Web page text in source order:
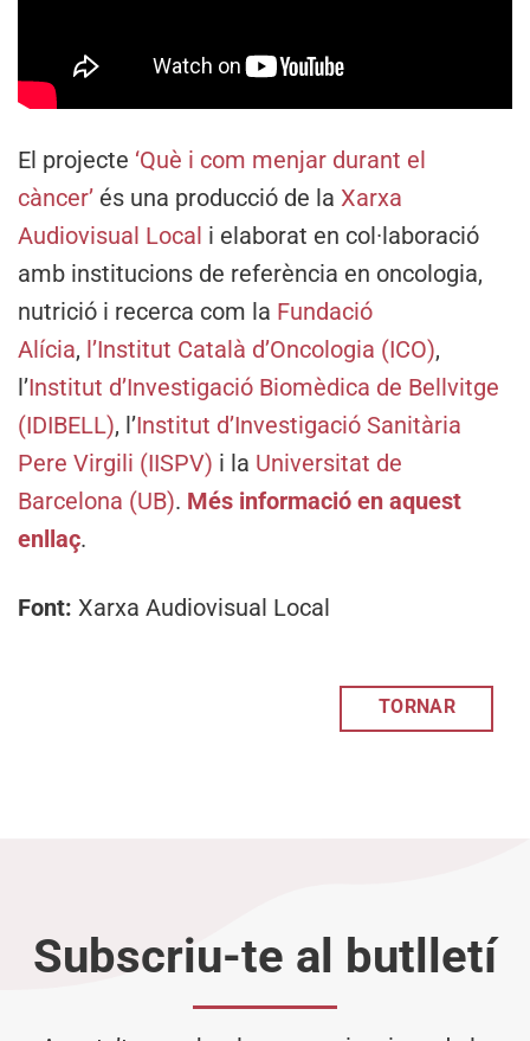
El projecte ‘Què i com menjar durant el
càncer’ és una producció de la Xarxa
Audiovisual Local i elaborat en col·laboració
amb institucions de referència en oncologia,
nutrició i recerca com la Fundació
Alícia, l’Institut Català d’Oncologia (ICO),
l’Institut d’Investigació Biomèdica de Bellvitge
(IDIBELL), l’Institut d’Investigació Sanitària
Pere Virgili (IISPV) i la Universitat de
Barcelona (UB). Més informació en aquest
enllaç.
Font: Xarxa Audiovisual Local
TORNAR
Subscriu-te al butlletí